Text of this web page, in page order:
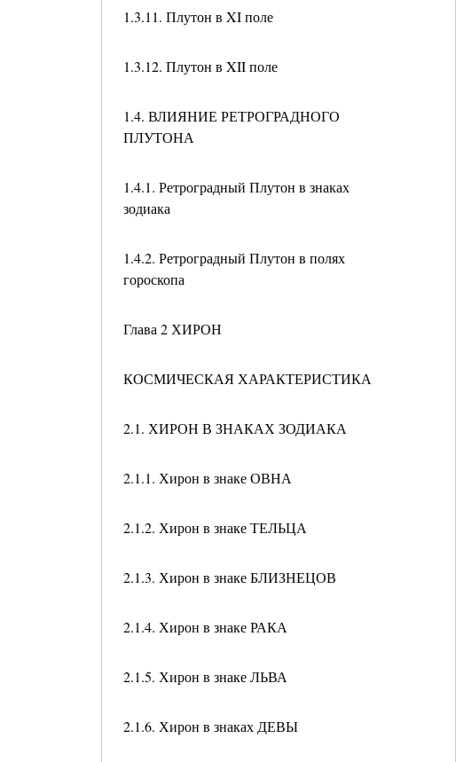
1.3.11. Плутон в XI поле
1.3.12. Плутон в XII поле
1.4. ВЛИЯНИЕ РЕТРОГРАДНОГО
ПЛУТОНА
1.4.1. Ретроградный Плутон в знаках
зодиака
1.4.2. Ретроградный Плутон в полях
гороскопа
Глава 2 ХИРОН
КОСМИЧЕСКАЯ ХАРАКТЕРИСТИКА
2.1. ХИРОН В ЗНАКАХ ЗОДИАКА
2.1.1. Хирон в знаке ОВНА
2.1.2. Хирон в знаке ТЕЛЬЦА
2.1.3. Хирон в знаке БЛИЗНЕЦОВ
2.1.4. Хирон в знаке РАКА
2.1.5. Хирон в знаке ЛЬВА
2.1.6. Хирон в знаках ДЕВЫ